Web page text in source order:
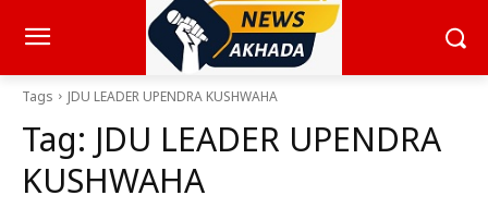
Tags JDU LEADER UPENDRA KUSHWAHA
Tag: JDU LEADER UPENDRA
KUSHWAHA